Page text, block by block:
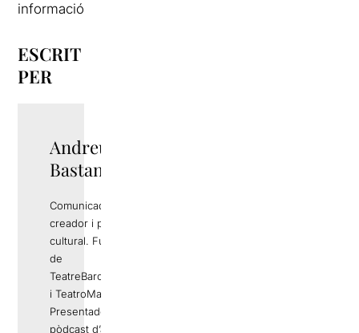
informació
ESCRIT
PER
Andreu Rami
Bastante
Comunicador,
creador i productor
cultural. Fundador
de
TeatreBarcelona.com
i TeatroMadrid.com.
Presentador del
pòdcast d’arts